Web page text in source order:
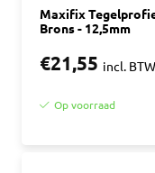
Maxifix
Brons - 12,5mm
€21,55 incl. BTW
Op voorraad